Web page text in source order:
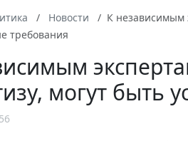
Новости
К независимым
требования
могут быть